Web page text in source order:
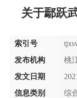
关于鄢跃
索引号
发布机构
桃
发文日期
信息类别
综